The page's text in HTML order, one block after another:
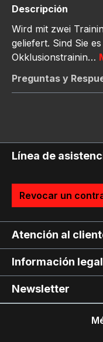
Descripción
Wird mit zwei
geliefert. Sind Sie
Okklusionstrainin…
Preguntas y
Línea de
Revocar un
Atención al
Información legal
Newsletter